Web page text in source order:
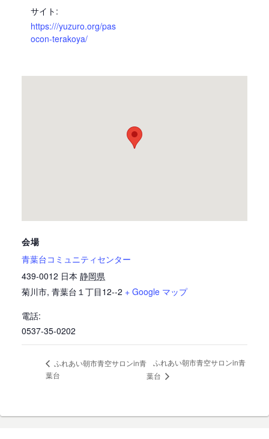
サイト:
https:///yuzuro.org/pas
ocon-terakoya/
会場
青葉台コミュニティセンター
439-0012 日本 静岡県
菊川市, 青葉台１丁目12--2 + Google マップ
電話:
0537-35-0202
ふれあい朝市青空サロンin青
葉台
ふれあい朝市青空サロンin青
葉台